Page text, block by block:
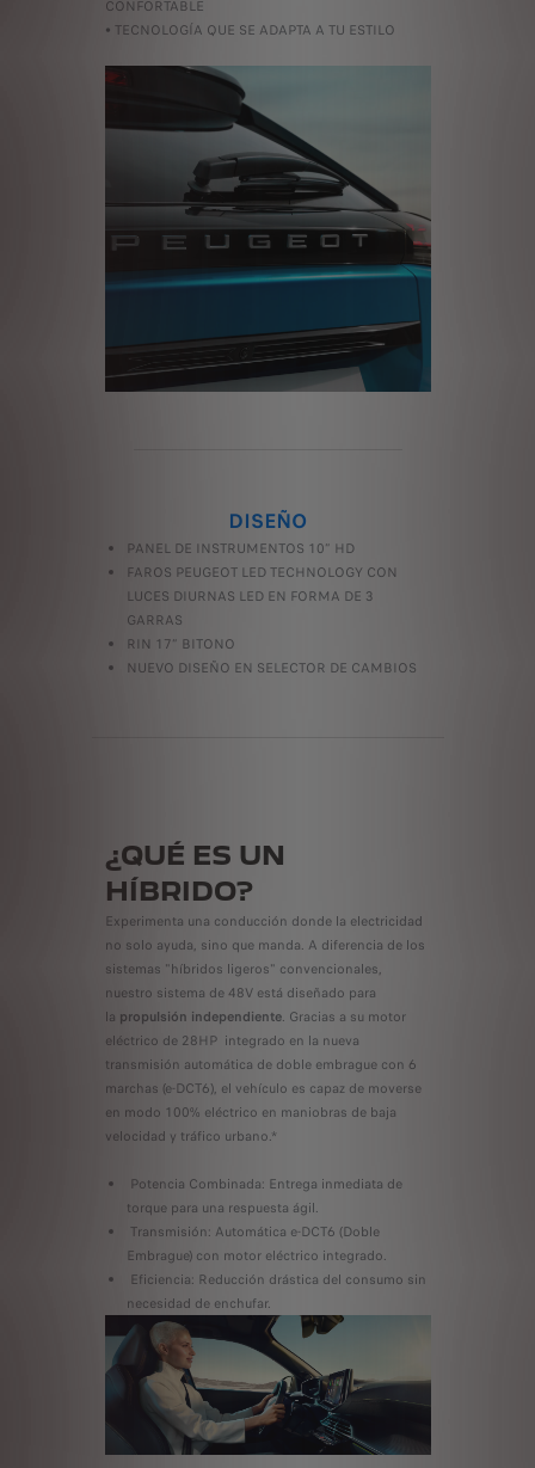
CONFORTABLE
• TECNOLOGÍA QUE SE ADAPTA A TU ESTILO
DISEÑO
PANEL DE INSTRUMENTOS 10” HD
FAROS PEUGEOT LED TECHNOLOGY CON
LUCES DIURNAS LED EN FORMA DE 3
GARRAS
RIN 17” BITONO
NUEVO DISEÑO EN SELECTOR DE CAMBIOS
¿QUÉ ES UN
HÍBRIDO?
Experimenta una conducción donde la electricidad
no solo ayuda, sino que manda. A diferencia de los
sistemas "híbridos ligeros" convencionales,
nuestro sistema de 48V está diseñado para
la propulsión independiente. Gracias a su motor
eléctrico de 28HP integrado en la nueva
transmisión automática de doble embrague con 6
marchas (e-DCT6), el vehículo es capaz de moverse
en modo 100% eléctrico en maniobras de baja
velocidad y tráfico urbano.*
Potencia Combinada: Entrega inmediata de
torque para una respuesta ágil.
Transmisión: Automática e-DCT6 (Doble
Embrague) con motor eléctrico integrado.
Eficiencia: Reducción drástica del consumo sin
necesidad de enchufar.